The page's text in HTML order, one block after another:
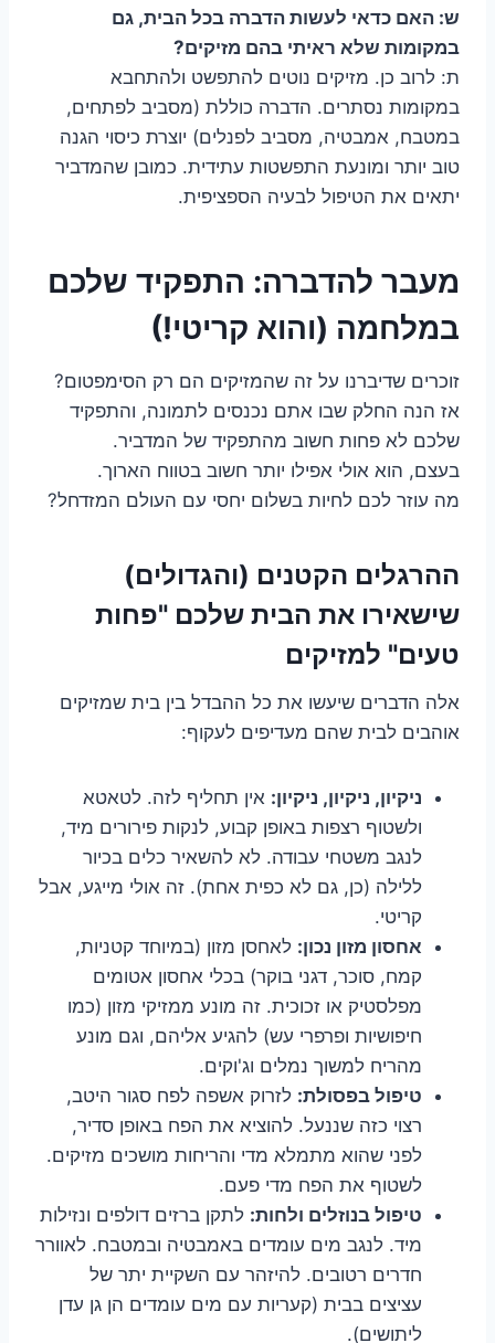
ש: האם כדאי לעשות הדברה בכל הבית, גם
במקומות שלא ראיתי בהם מזיקים?
ת: לרוב כן. מזיקים נוטים להתפשט ולהתחבא
במקומות נסתרים. הדברה כוללת (מסביב לפתחים,
במטבח, אמבטיה, מסביב לפנלים) יוצרת כיסוי הגנה
טוב יותר ומונעת התפשטות עתידית. כמובן שהמדביר
יתאים את הטיפול לבעיה הספציפית.
מעבר להדברה: התפקיד שלכם
במלחמה (והוא קריטי!)
זוכרים שדיברנו על זה שהמזיקים הם רק הסימפטום?
אז הנה החלק שבו אתם נכנסים לתמונה, והתפקיד
שלכם לא פחות חשוב מהתפקיד של המדביר.
בעצם, הוא אולי אפילו יותר חשוב בטווח הארוך.
מה עוזר לכם לחיות בשלום יחסי עם העולם המזדחל?
ההרגלים הקטנים (והגדולים)
שישאירו את הבית שלכם "פחות
טעים" למזיקים
אלה הדברים שיעשו את כל ההבדל בין בית שמזיקים
אוהבים לבית שהם מעדיפים לעקוף:
ניקיון, ניקיון, ניקיון: אין תחליף לזה. לטאטא
ולשטוף רצפות באופן קבוע, לנקות פירורים מיד,
לנגב משטחי עבודה. לא להשאיר כלים בכיור
ללילה (כן, גם לא כפית אחת). זה אולי מייגע, אבל
קריטי.
אחסון מזון נכון: לאחסן מזון (במיוחד קטניות,
קמח, סוכר, דגני בוקר) בכלי אחסון אטומים
מפלסטיק או זכוכית. זה מונע ממזיקי מזון (כמו
חיפושיות ופרפרי עש) להגיע אליהם, וגם מונע
מהריח למשוך נמלים וג'וקים.
טיפול בפסולת: לזרוק אשפה לפח סגור היטב,
רצוי כזה שננעל. להוציא את הפח באופן סדיר,
לפני שהוא מתמלא מדי והריחות מושכים מזיקים.
לשטוף את הפח מדי פעם.
טיפול בנוזלים ולחות: לתקן ברזים דולפים ונזילות
מיד. לנגב מים עומדים באמבטיה ובמטבח. לאוורר
חדרים רטובים. להיזהר עם השקיית יתר של
עציצים בבית (קעריות עם מים עומדים הן גן עדן
ליתושים).